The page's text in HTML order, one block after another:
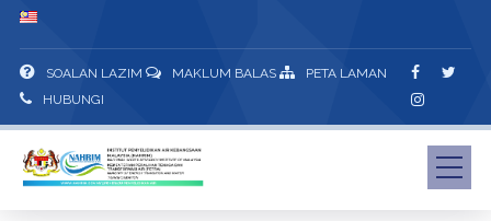
SOALAN LAZIM MAKLUM BALAS
PETA LAMAN
HUBUNGI